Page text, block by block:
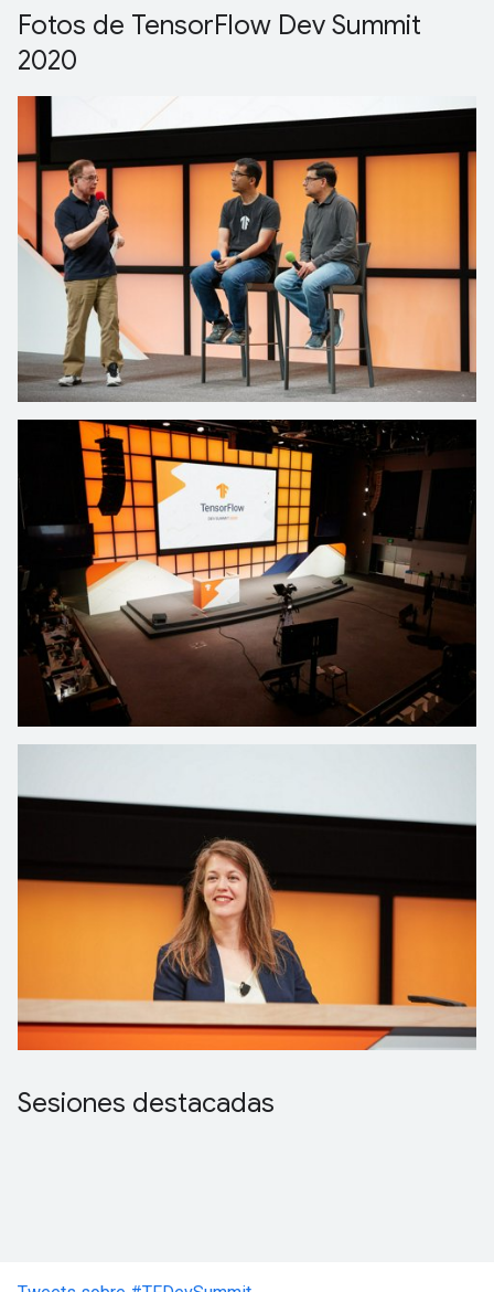
Fotos de TensorFlow Dev Summit
2020
Sesiones destacadas